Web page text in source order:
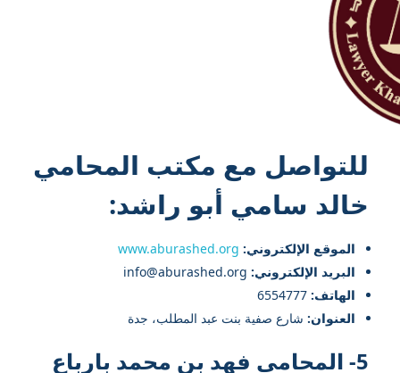
للتواصل مع مكتب المحامي
خالد سامي أبو راشد:
الموقع الإلكتروني: www.aburashed.org
البريد الإلكتروني:
الهاتف: 6554777
العنوان: شارع صفية بنت عبد المطلب، جدة
5- المحامي فهد بن محمد بارباع